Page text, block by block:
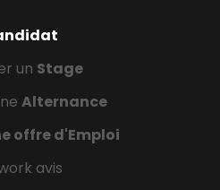
un Stage
Alternance
offre d'Emploi
avis